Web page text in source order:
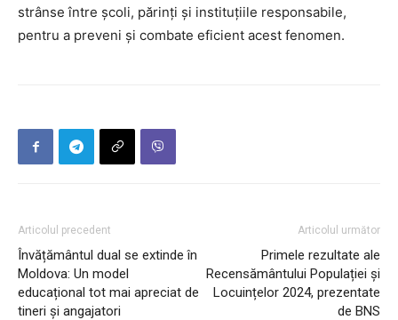
strânse între școli, părinți și instituțiile responsabile,
pentru a preveni și combate eficient acest fenomen.
Articolul precedent
Învățământul dual se extinde în
Moldova: Un model
educațional tot mai apreciat de
tineri și angajatori
Articolul următor
Primele rezultate ale
Recensământului Populației și
Locuințelor 2024, prezentate
de BNS